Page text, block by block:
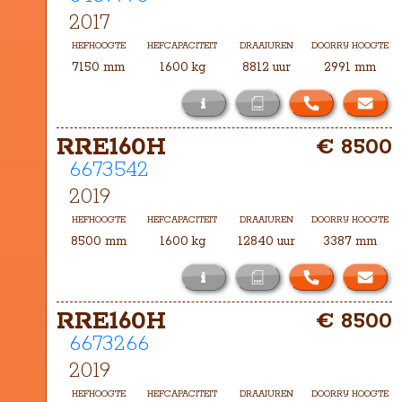
2017
HEFHOOGTE HEFCAPACITEIT DRAAIUREN DOORRIJ HOOGTE
7150 mm 1600 kg 8812 uur 2991 mm
i
Het masttype bij deze RRE160E is
TH-7150
RRE160H
6673542
2019
HEFHOOGTE HEFCAPACITEIT DRAAIUREN DOORRIJ HOOGTE
8500 mm 1600 kg 12840 uur 3387 mm
i
€ 8500
Het masttype bij deze RRE160H is 3-
8500
RRE160H
6673266
2019
HEFHOOGTE HEFCAPACITEIT DRAAIUREN DOORRIJ HOOGTE
€ 8500